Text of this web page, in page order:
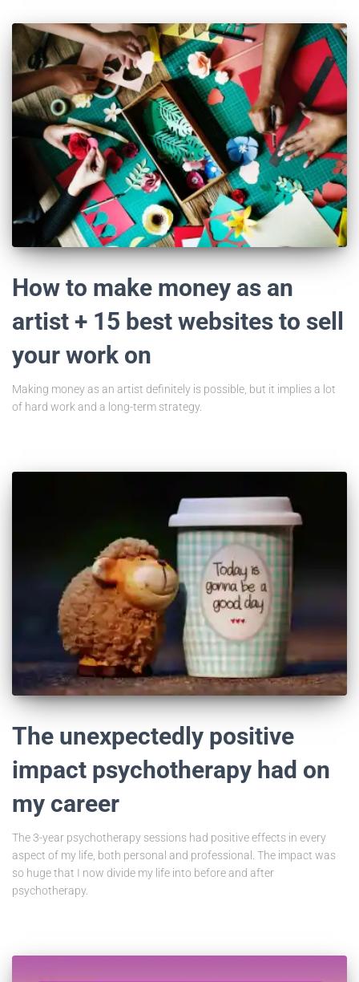
How to make money as an
artist + 15 best websites to sell
your work on
Making money as an artist definitely is possible, but it implies a lot
of hard work and a long-term strategy.
The unexpectedly positive
impact psychotherapy had on
my career
The 3-year psychotherapy sessions had positive effects in every
aspect of my life, both personal and professional. The impact was
so huge that I now divide my life into before and after
psychotherapy.